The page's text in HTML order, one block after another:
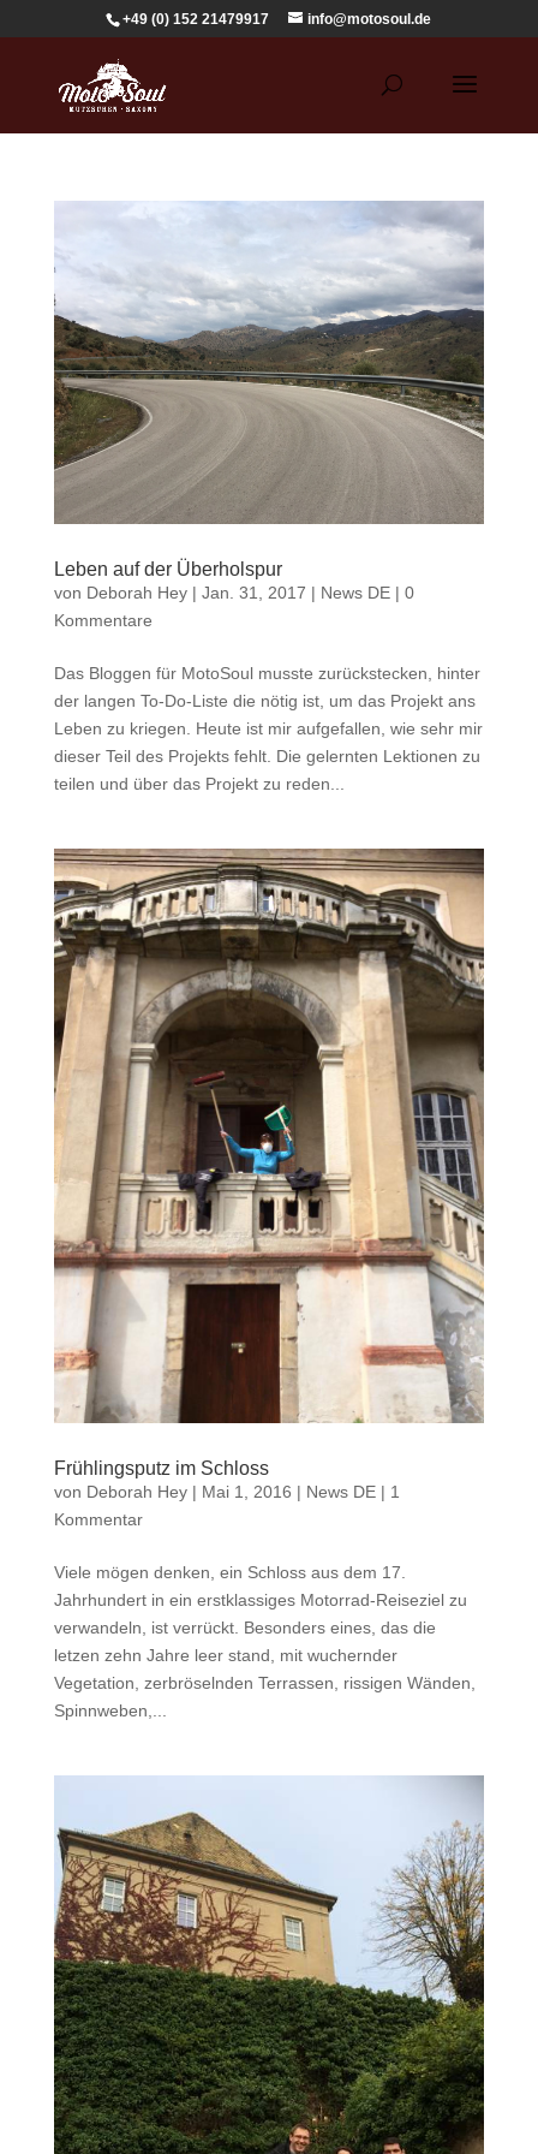
+49 (0) 152 21479917 info@motosoul.de
Leben auf der Überholspur
von Deborah Hey| Jan. 31, 2017 | News DE| 0
Kommentare
Das Bloggen für MotoSoul musste zurückstecken, hinter
der langen To-Do-Liste die nötig ist, um das Projekt ans
Leben zu kriegen. Heute ist mir aufgefallen, wie sehr mir
dieser Teil des Projekts fehlt. Die gelernten Lektionen zu
teilen und über das Projekt zu reden...
Frühlingsputz im Schloss
von Deborah Hey| Mai 1, 2016 | News DE| 1
Kommentar
Viele mögen denken, ein Schloss aus dem 17.
Jahrhundert in ein erstklassiges Motorrad-Reiseziel zu
verwandeln, ist verrückt. Besonders eines, das die
letzen zehn Jahre leer stand, mit wuchernder
Vegetation, zerbröselnden Terrassen, rissigen Wänden,
Spinnweben,...